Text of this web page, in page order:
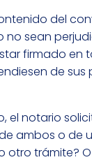
del
no sean
firmado en
de sus
el notario
ambos o de
otro trámite?